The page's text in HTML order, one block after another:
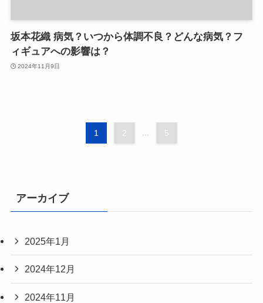
坂本花織 病気？いつから体調不良？どんな病気？フ
ィギュアへの影響は？
2024年11月9日
1 2 5
アーカイブ
2025年1月
2024年12月
2024年11月